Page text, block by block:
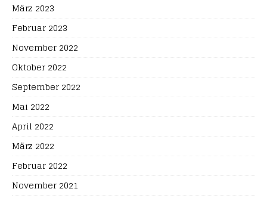
März 2023
Februar 2023
November 2022
Oktober 2022
September 2022
Mai 2022
April 2022
März 2022
Februar 2022
November 2021